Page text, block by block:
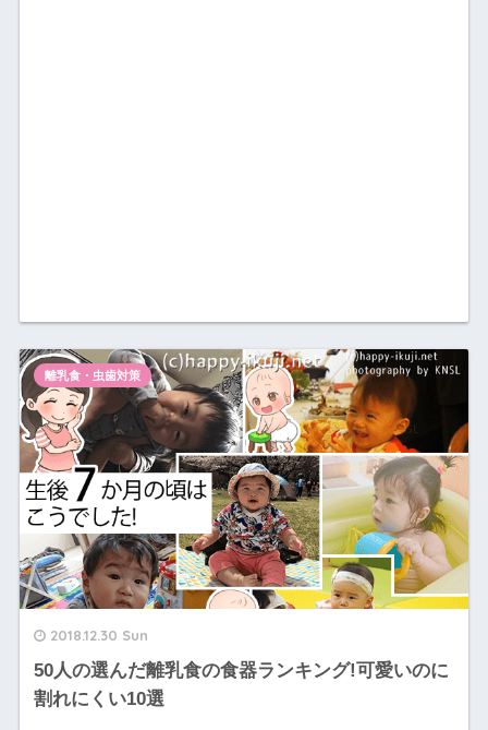
2018.12.30 Sun
50人の選んだ離乳食の食器ランキング!可愛いのに
割れにくい10選
離乳食・虫歯対策